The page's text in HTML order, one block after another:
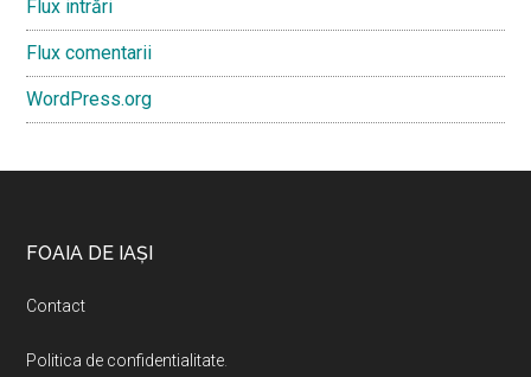
Flux intrări
Flux comentarii
WordPress.org
Footer
FOAIA DE IAȘI
Contact
Politica de confidentialitate